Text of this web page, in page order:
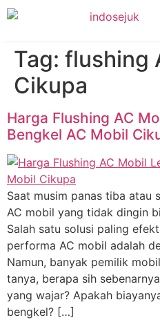
Tag: flushing
Cikupa
Harga Flushing AC
Bengkel AC Mobil
Saat musim panas tiba atau
AC mobil yang tidak dingin
Salah satu solusi paling
performa AC mobil adalah
Namun, banyak pemilik
tanya, berapa sih
yang wajar? Apakah
bengkel? […]